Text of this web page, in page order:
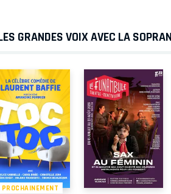
GRANDES VOIX AVEC LA
PROCHAINEMENT